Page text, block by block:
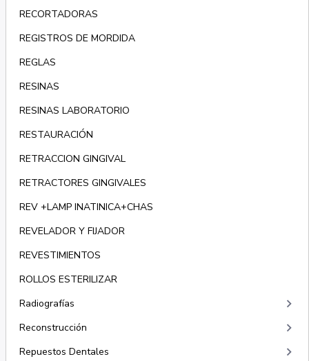
RECORTADORAS
REGISTROS DE MORDIDA
REGLAS
RESINAS
RESINAS LABORATORIO
RESTAURACIÓN
RETRACCION GINGIVAL
RETRACTORES GINGIVALES
REV +LAMP INATINICA+CHAS
REVELADOR Y FIJADOR
REVESTIMIENTOS
ROLLOS ESTERILIZAR
Radiografías
keyboard_arrow_right
Reconstrucción keyboard_arrow_right
Repuestos Dentales keyboard_arrow_right